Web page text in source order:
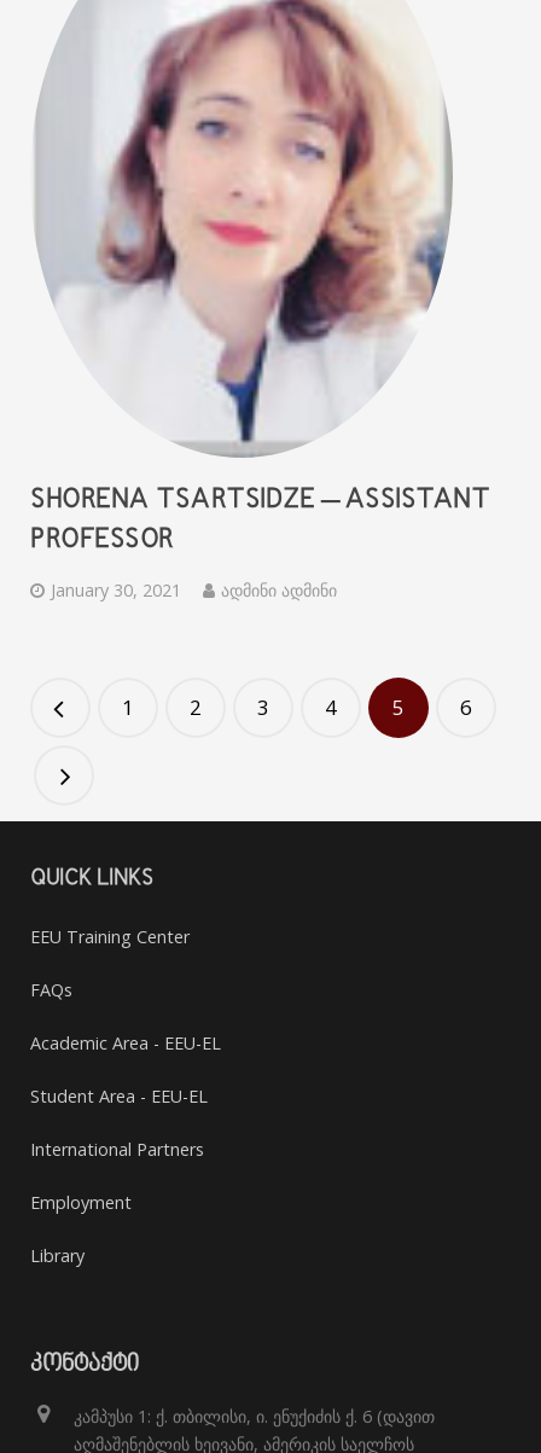
SHORENA TSARTSIDZE – ASSISTANT
PROFESSOR
January 30, 2021 ადმინი ადმინი
1 2 3 4 5 6
QUICK LINKS
EEU Training Center
FAQs
Academic Area - EEU-EL
Student Area - EEU-EL
International Partners
Employment
Library
ᲙᲝᲜᲢᲐᲥᲢᲘ
კამპუსი 1: ქ. თბილისი, ი. ენუქიძის ქ. 6 (დავით
აღმაშენებლის ხეივანი, ამერიკის საელჩოს